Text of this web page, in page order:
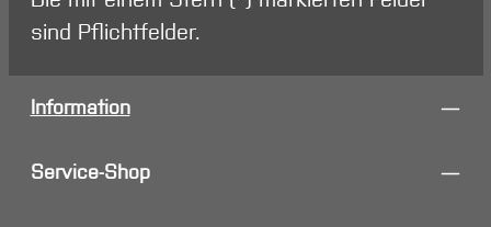
sind Pflichtfelder.
Information
Service-Shop